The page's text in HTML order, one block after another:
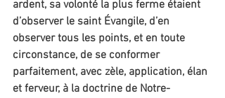
ardent, sa volonté la plus ferme étaient
d’observer le saint Évangile, d’en
observer tous les points, et en toute
circonstance, de se conformer
parfaitement, avec zèle, application, élan
et ferveur, à la doctrine de Notre-